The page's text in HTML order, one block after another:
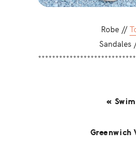
Robe //
Sandales
«
Greenwich